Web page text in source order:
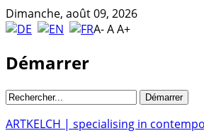
Dimanche, août 09, 2026
A-AA+
Démarrer
ARTKELCH | specialising in